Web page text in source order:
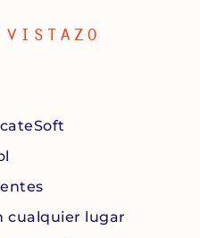
vistazo
cualquier lugar